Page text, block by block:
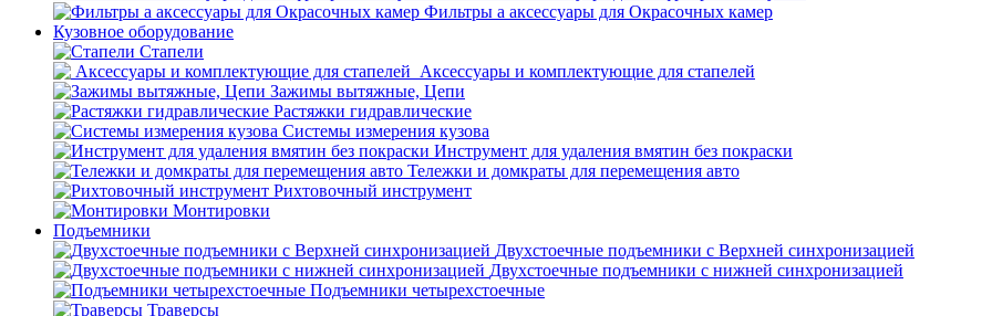
Фильтры а аксессуары для Окрасочных камер
Кузовное оборудование
Стапели
Аксессуары и комплектующие для стапелей
Зажимы вытяжные, Цепи
Растяжки гидравлические
Системы измерения кузова
Инструмент для удаления вмятин без покраски
Тележки и домкраты для перемещения авто
Рихтовочный инструмент
Монтировки
Подъемники
Двухстоечные подъемники с Верхней синхронизацией
Двухстоечные подъемники с нижней синхронизацией
Подъемники четырехстоечные
Траверсы